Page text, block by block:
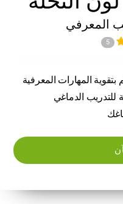
المعرفي
5
المهارات المعرفية
للتدريب الدماغي